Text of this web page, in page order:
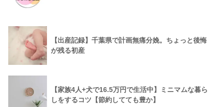
【出産記録】千葉県で計画無痛分娩。ちょっと後悔
が残る初産
【家族4人+犬で16.5万円で生活中】ミニマムな暮ら
しをするコツ【節約してても豊か】